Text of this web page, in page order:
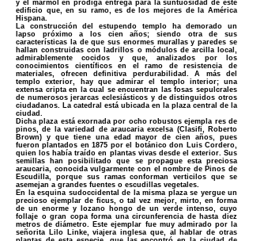
y el mármol en pródiga entrega para la suntuosidad de este
edificio que, en su ramo, es de los mejores de la América
Hispana.
La construcción del estupendo templo ha demorado un
lapso próximo a los cien años; siendo otra de sus
características la de que sus enormes murallas y paredes se
hallan construidas con ladrillos o módulos de arcilla local,
admirablemente cocidos y que, analizados por los
conocimientos científicos en el ramo de resistencia de
materiales, ofrecen definitiva perdurabilidad. A más del
templo exterior, hay que admirar el templo interior; una
extensa cripta en la cual se encuentran las fosas sepulcrales
de numerosos jerarcas eclesiásticos y de distinguidos otros
ciudadanos. La catedral está ubicada en la plaza central de la
ciudad.
Dicha plaza está exornada por ocho robustos ejempla res de
pinos, de la variedad de araucaria excelsa (CIasifi, Roberto
Brown) y que tiene una edad mayor de cien años, pues
fueron plantados en 1875 por el botánico don Luis Cordero,
quien los había traído en plantas vivas desde el exterior. Sus
semillas han posibilitado que se propague esta preciosa
araucaria, conocida vulgarmente con el nombre de Pinos de
Escudilla, porque sus ramas conforman verticilos que se
asemejan a grandes fuentes o escudillas vegetales.
En la esquina sudoccidental de la misma plaza se yergue un
precioso ejemplar de ficus, o tal vez mejor, mirto, en forma
de un enorme y lozano hongo de un verde intenso, cuyo
follaje o gran copa forma una circunferencia de hasta diez
metros de diámetro. Este ejemplar fue muy admirado por la
señorita Lilo Linke, viajera inglesa que, al hablar de otras